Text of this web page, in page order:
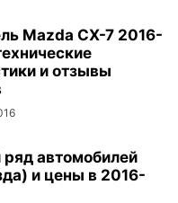
Mazda CX-7 2016-
и отзывы
автомобилей
и цены в 2016-